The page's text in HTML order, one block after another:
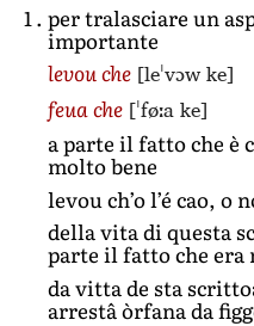
per tralasciare un
importante
levou che [leˈvɔw ke]
feua che [ˈføːa ke]
a parte il fatto che è
molto bene
levou ch’o l’é cao,
della vita di questa
parte il fatto che era
da vitta de sta
arrestâ òrfana da